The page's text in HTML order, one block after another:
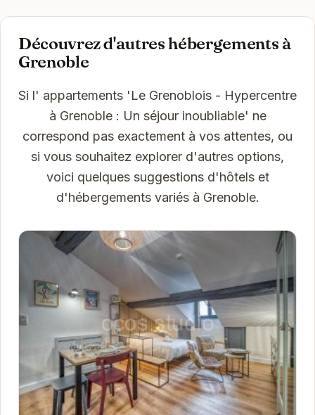
Découvrez d'autres hébergements à
Grenoble
Si l' appartements 'Le Grenoblois - Hypercentre
à Grenoble : Un séjour inoubliable' ne
correspond pas exactement à vos attentes, ou
si vous souhaitez explorer d'autres options,
voici quelques suggestions d'hôtels et
d'hébergements variés à Grenoble.